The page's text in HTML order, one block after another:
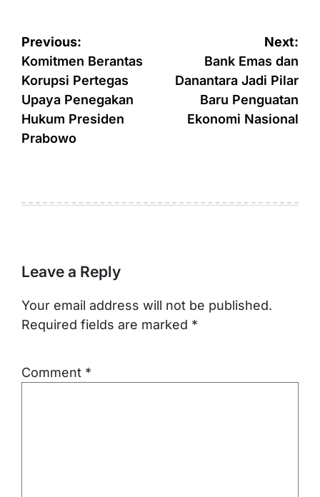
Post
navigation
Previous:
Komitmen Berantas
Korupsi Pertegas
Upaya Penegakan
Hukum Presiden
Prabowo
Next:
Bank Emas dan
Danantara Jadi Pilar
Baru Penguatan
Ekonomi Nasional
Leave a Reply
Your email address will not be published.
Required fields are marked *
Comment *